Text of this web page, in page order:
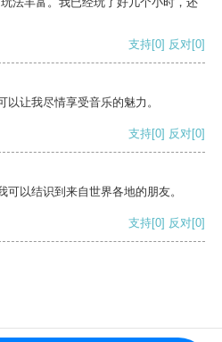
支持[0] 反对[0]
让我尽情享受音乐的魅力。
支持[0] 反对[0]
以结识到来自世界各地的朋友。
支持[0] 反对[0]